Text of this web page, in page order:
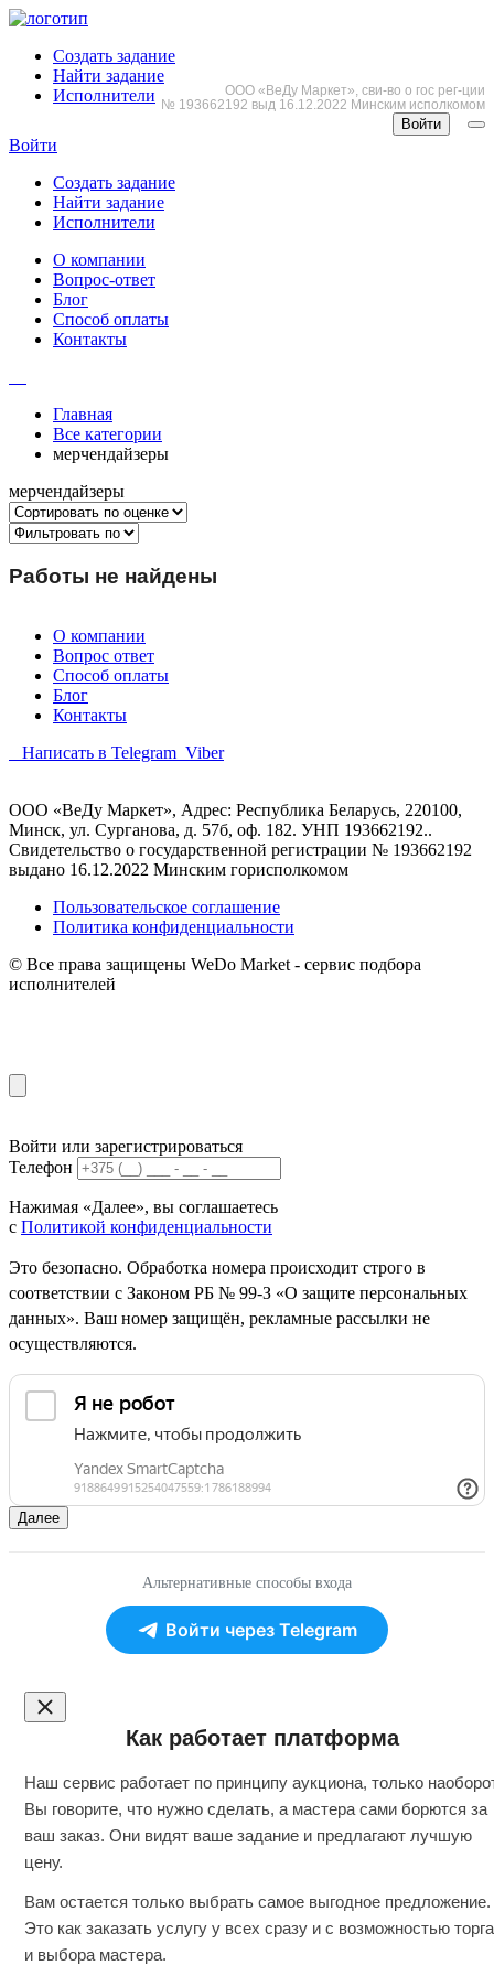
Создать задание
Найти задание
Исполнители
ООО «ВеДу Маркет», сви-во о гос рег-ции
№ 193662192 выд 16.12.2022 Минским исполкомом
Войти
Войти
Создать задание
Найти задание
Исполнители
О компании
Вопрос-ответ
Блог
Способ оплаты
Контакты
Главная
Все категории
мерчендайзеры
мерчендайзеры
Работы не найдены
О компании
Вопрос ответ
Способ оплаты
Блог
Контакты
Написать в Telegram Viber
ООО «ВеДу Маркет», Адрес: Республика Беларусь, 220100,
Минск, ул. Сурганова, д. 57б, оф. 182. УНП 193662192..
Свидетельство о государственной регистрации № 193662192
выдано 16.12.2022 Минским горисполкомом
Пользовательское соглашение
Политика конфиденциальности
© Все права защищены WeDo Market - сервис подбора
исполнителей
Войти или зарегистрироваться
Телефон
Нажимая «Далее», вы соглашаетесь
с Политикой конфиденциальности
Это безопасно. Обработка номера происходит строго в
соответствии с Законом РБ № 99-З «О защите персональных
данных». Ваш номер защищён, рекламные рассылки не
осуществляются.
Далее
Альтернативные способы входа
Войти через Telegram
Как работает платформа
Наш сервис работает по принципу аукциона, только
Вы говорите, что нужно сделать, а мастера сами борются за
ваш заказ. Они видят ваше задание и предлагают лучшую
цену.
Вам остается только выбрать самое выгодное предложение.
Это как заказать услугу у всех сразу и с возможностью торга
и выбора мастера.